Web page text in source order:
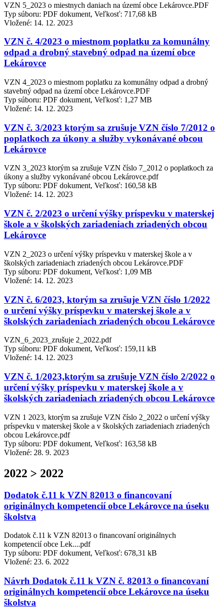
VZN 5_2023 o miestnych daniach na území obce Lekárovce.PDF
Typ súboru: PDF dokument, Veľkosť: 717,68 kB
Vložené: 14. 12. 2023
VZN č. 4/2023 o miestnom poplatku za komunálny
odpad a drobný stavebný odpad na území obce
Lekárovce
VZN 4_2023 o miestnom poplatku za komunálny odpad a drobný
stavebný odpad na území obce Lekárovce.PDF
Typ súboru: PDF dokument, Veľkosť: 1,27 MB
Vložené: 14. 12. 2023
VZN č. 3/2023 ktorým sa zrušuje VZN číslo 7/2012 o
poplatkoch za úkony a služby vykonávané obcou
Lekárovce
VZN 3_2023 ktorým sa zrušuje VZN číslo 7_2012 o poplatkoch za
úkony a služby vykonávané obcou Lekárovce.pdf
Typ súboru: PDF dokument, Veľkosť: 160,58 kB
Vložené: 14. 12. 2023
VZN č. 2/2023 o určení výšky príspevku v materskej
škole a v školských zariadeniach zriadených obcou
Lekárovce
VZN 2_2023 o určení výšky príspevku v materskej škole a v
školských zariadeniach zriadených obcou Lekárovce.PDF
Typ súboru: PDF dokument, Veľkosť: 1,09 MB
Vložené: 14. 12. 2023
VZN č. 6/2023, ktorým sa zrušuje VZN číslo 1/2022
o určení výšky príspevku v materskej škole a v
školských zariadeniach zriadených obcou Lekárovce
VZN_6_2023_zrušuje 2_2022.pdf
Typ súboru: PDF dokument, Veľkosť: 159,11 kB
Vložené: 14. 12. 2023
VZN č. 1/2023,ktorým sa zrušuje VZN číslo 2/2022 o
určení výšky príspevku v materskej škole a v
školských zariadeniach zriadených obcou Lekárovce
VZN 1 2023, ktorým sa zrušuje VZN číslo 2_2022 o určení výšky
príspevku v materskej škole a v školských zariadeniach zriadených
obcou Lekárovce.pdf
Typ súboru: PDF dokument, Veľkosť: 163,58 kB
Vložené: 28. 9. 2023
2022 > 2022
Dodatok č.11 k VZN 82013 o financovaní
originálnych kompetencií obce Lekárovce na úseku
školstva
Dodatok č.11 k VZN 82013 o financovaní originálnych
kompetencií obce Lek....pdf
Typ súboru: PDF dokument, Veľkosť: 678,31 kB
Vložené: 23. 6. 2022
Návrh Dodatok č.11 k VZN č. 82013 o financovaní
originálnych kompetencií obce Lekárovce na úseku
školstva